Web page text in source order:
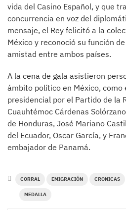
vida del Casino Español, y que
concurrencia en voz del
mensaje, el Rey felicitó a la
México y reconoció su función
amistad entre ambos países.
A la cena de gala asistieron
ámbito político en México, como
presidencial por el Partido de la
Cuauhtémoc Cárdenas
de Honduras, José Mariano
del Ecuador, Oscar García, y
embajador de Panamá.
CORRAL EMIGRACIÓN CRONICAS
MEDALLA